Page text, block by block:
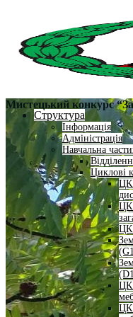
Структура
Інформація
Адміністрація
Навчальна
Циклові
ЦК
ЦК
ЦК
ЦК
ЦК
Мистецький конкурс